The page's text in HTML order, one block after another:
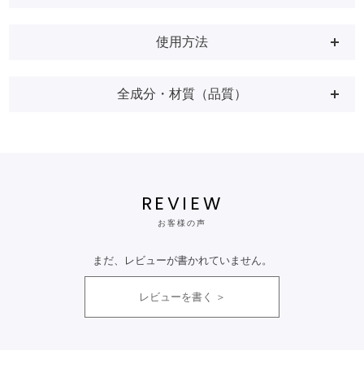
使用方法
全成分・材質（品質）
REVIEW
お客様の声
まだ、レビューが書かれていません。
レビューを書く